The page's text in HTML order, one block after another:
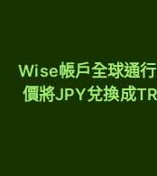
Wise帳戶全球通
價將JPY兌換成